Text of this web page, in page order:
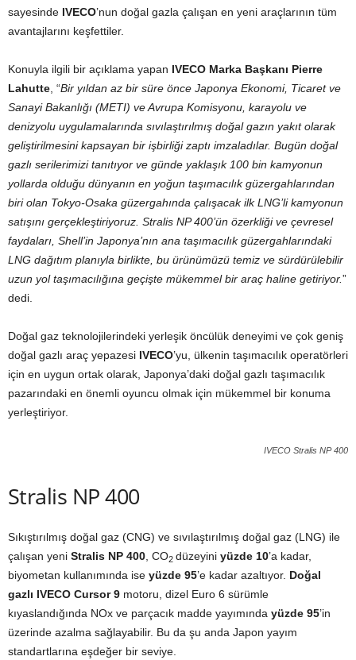
sayesinde IVECO’nun doğal gazla çalışan en yeni araçlarının tüm
avantajlarını keşfettiler.
Konuyla ilgili bir açıklama yapan IVECO Marka Başkanı Pierre
Lahutte , “Bir yıldan az bir süre önce Japonya Ekonomi, Ticaret ve
Sanayi Bakanlığı (METI) ve Avrupa Komisyonu, karayolu ve
denizyolu uygulamalarında sıvılaştırılmış doğal gazın yakıt olarak
geliştirilmesini kapsayan bir işbirliği zaptı imzaladılar. Bugün doğal
gazlı serilerimizi tanıtıyor ve günde yaklaşık 100 bin kamyonun
yollarda olduğu dünyanın en yoğun taşımacılık güzergahlarından
biri olan Tokyo-Osaka güzergahında çalışacak ilk LNG’li kamyonun
satışını gerçekleştiriyoruz. Stralis NP 400’ün özerkliği ve çevresel
faydaları, Shell’in Japonya’nın ana taşımacılık güzergahlarındaki
LNG dağıtım planıyla birlikte, bu ürünümüzü temiz ve sürdürülebilir
uzun yol taşımacılığına geçişte mükemmel bir araç haline getiriyor.”
dedi.
Doğal gaz teknolojilerindeki yerleşik öncülük deneyimi ve çok geniş
doğal gazlı araç yepazesi IVECO’yu, ülkenin taşımacılık operatörleri
için en uygun ortak olarak, Japonya’daki doğal gazlı taşımacılık
pazarındaki en önemli oyuncu olmak için mükemmel bir konuma
yerleştiriyor.
IVECO Stralis NP 400
Stralis NP 400
Sıkıştırılmış doğal gaz (CNG) ve sıvılaştırılmış doğal gaz (LNG) ile
çalışan yeni Stralis NP 400 , CO2 düzeyini yüzde 10’a kadar,
biyometan kullanımında ise yüzde 95’e kadar azaltıyor. Doğal
gazlı IVECO Cursor 9 motoru, dizel Euro 6 sürümle
kıyaslandığında NOx ve parçacık madde yayımında yüzde 95’in
üzerinde azalma sağlayabilir. Bu da şu anda Japon yayım
standartlarına eşdeğer bir seviye.